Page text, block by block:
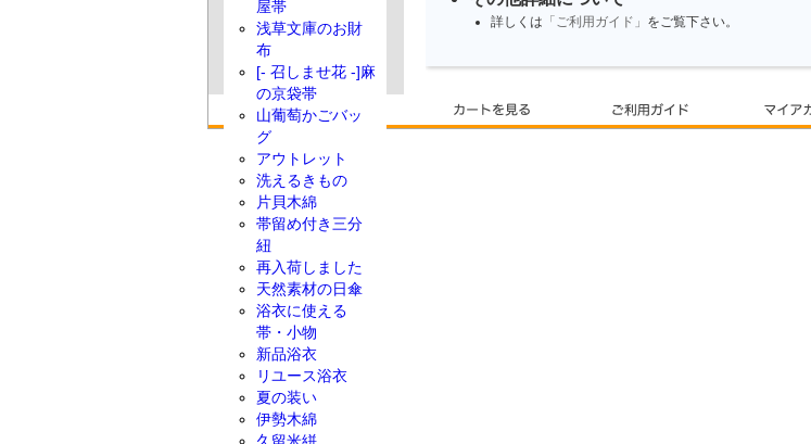
詳しくは 「ご利用ガイド」 をご覧下さい。
屋帯
浅草文庫のお財
布
[- 召しませ花 -]麻
の京袋帯
山葡萄かごバッ
グ
アウトレット
洗えるきもの
片貝木綿
帯留め付き三分
紐
再入荷しました
天然素材の日傘
浴衣に使える
帯・小物
新品浴衣
リユース浴衣
夏の装い
伊勢木綿